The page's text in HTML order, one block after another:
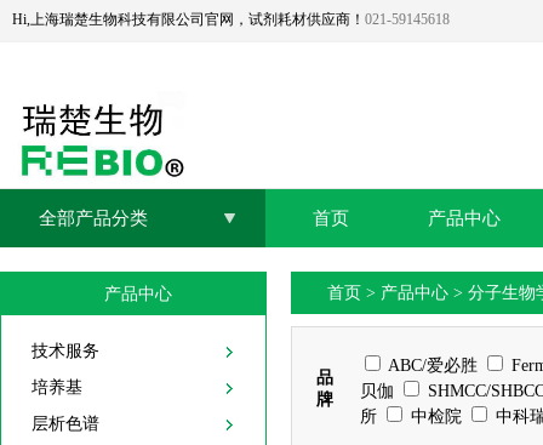
Hi,上海瑞楚生物科技有限公司官网，试剂耗材供应商！ 021-59145618
全部产品分类 首页 产品中心
产品中心
技术服务
培养基
层析色谱
首页 > 产品中心 > 分子生物
品
牌
ABC/爱必胜
贝伽
SHMCC/
所
中检院 中科